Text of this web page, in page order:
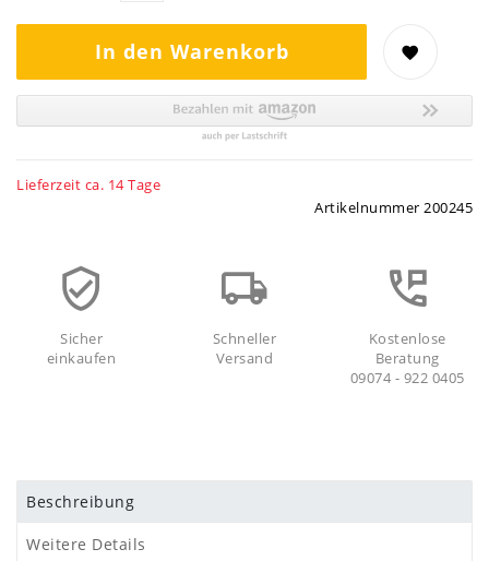
In den Warenkorb
Lieferzeit ca. 14 Tage
Artikelnummer 200245
Sicher
einkaufen
Schneller
Versand
Kostenlose
Beratung
09074 - 922 0405
Beschreibung
Weitere Details